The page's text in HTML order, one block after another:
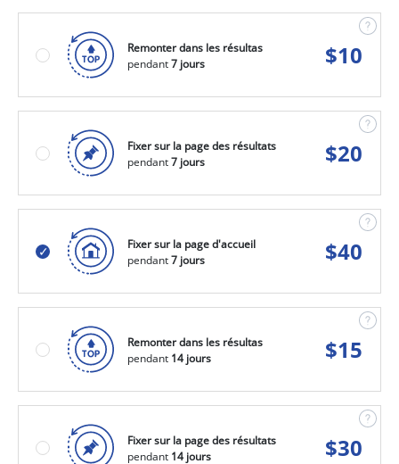
Remonter dans les résultas
pendant7 jours $10
Fixer sur la page des résultats
pendant7 jours $20
Fixer sur la page d'accueil
pendant7 jours $40
Remonter dans les résultas
pendant 14 jours $15
Fixer sur la page des résultats
pendant 14 jours $30